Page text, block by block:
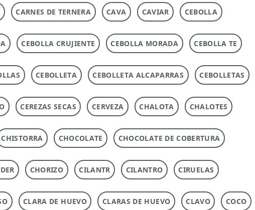
CARNES DE TERNERA CAVA CAVIAR CEBOLLA
CEBOLLA CRUJIENTE CEBOLLA MORADA CEBOLLA TE
CEBOLLETA CEBOLLETA ALCAPARRAS CEBOLLETAS
CEREZAS SECAS CERVEZA CHALOTA CHALOTES
CHISTORRA CHOCOLATE CHOCOLATE DE COBERTURA
CHORIZO CILANTR CILANTRO CIRUELAS
CLARA DE HUEVO CLARAS DE HUEVO CLAVO COCO